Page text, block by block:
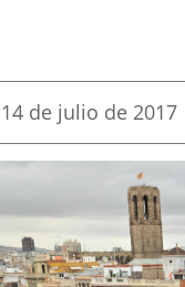
Fecha
la
14 de julio de 2017